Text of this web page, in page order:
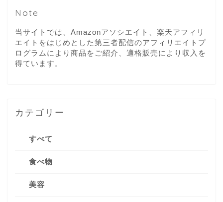
Note
当サイトでは、Amazonアソシエイト、楽天アフィリ
エイトをはじめとした第三者配信のアフィリエイトプ
ログラムにより商品をご紹介、適格販売により収入を
得ています。
カテゴリー
すべて
食べ物
美容